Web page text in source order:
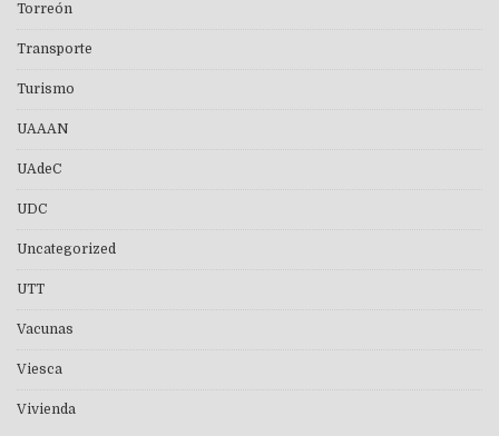
Torreón
Transporte
Turismo
UAAAN
UAdeC
UDC
Uncategorized
UTT
Vacunas
Viesca
Vivienda